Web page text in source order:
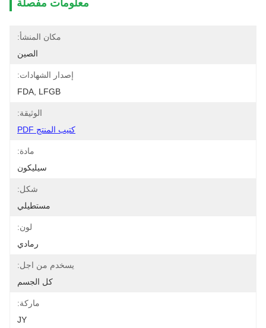
معلومات مفصلة
مكان المنشأ:
الصين
إصدار الشهادات:
FDA, LFGB
الوثيقة:
كتيب المنتج PDF
مادة:
سيليكون
شكل:
مستطيلي
لون:
رمادي
يسخدم من اجل:
كل الجسم
ماركة:
JY